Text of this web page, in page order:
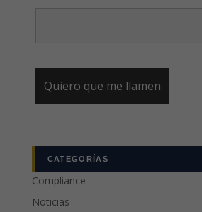
CATEGORÍAS
Compliance
Noticias